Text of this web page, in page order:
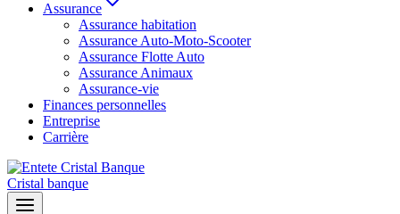
Assurance
Assurance habitation
Assurance Auto-Moto-Scooter
Assurance Flotte Auto
Assurance Animaux
Assurance-vie
Finances personnelles
Entreprise
Carrière
Cristal banque